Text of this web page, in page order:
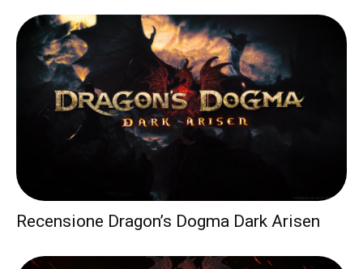
Recensione Dragon’s Dogma Dark Arisen